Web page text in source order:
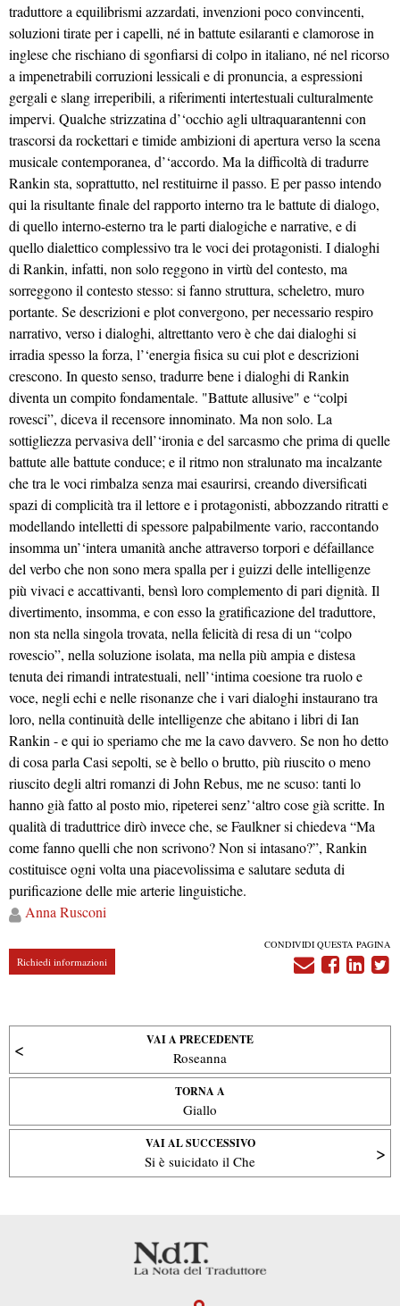
traduttore a equilibrismi azzardati, invenzioni poco convincenti,
soluzioni tirate per i capelli, né in battute esilaranti e clamorose in
inglese che rischiano di sgonfiarsi di colpo in italiano, né nel ricorso
a impenetrabili corruzioni lessicali e di pronuncia, a espressioni
gergali e slang irreperibili, a riferimenti intertestuali culturalmente
impervi. Qualche strizzatina d’‘occhio agli ultraquarantenni con
trascorsi da rockettari e timide ambizioni di apertura verso la scena
musicale contemporanea, d’‘accordo. Ma la difficoltà di tradurre
Rankin sta, soprattutto, nel restituirne il passo. E per passo intendo
qui la risultante finale del rapporto interno tra le battute di dialogo,
di quello interno-esterno tra le parti dialogiche e narrative, e di
quello dialettico complessivo tra le voci dei protagonisti. I dialoghi
di Rankin, infatti, non solo reggono in virtù del contesto, ma
sorreggono il contesto stesso: si fanno struttura, scheletro, muro
portante. Se descrizioni e plot convergono, per necessario respiro
narrativo, verso i dialoghi, altrettanto vero è che dai dialoghi si
irradia spesso la forza, l’‘energia fisica su cui plot e descrizioni
crescono. In questo senso, tradurre bene i dialoghi di Rankin
diventa un compito fondamentale. "Battute allusive" e “colpi
rovesci”, diceva il recensore innominato. Ma non solo. La
sottigliezza pervasiva dell’‘ironia e del sarcasmo che prima di quelle
battute alle battute conduce; e il ritmo non stralunato ma incalzante
che tra le voci rimbalza senza mai esaurirsi, creando diversificati
spazi di complicità tra il lettore e i protagonisti, abbozzando ritratti e
modellando intelletti di spessore palpabilmente vario, raccontando
insomma un’‘intera umanità anche attraverso torpori e défaillance
del verbo che non sono mera spalla per i guizzi delle intelligenze
più vivaci e accattivanti, bensì loro complemento di pari dignità. Il
divertimento, insomma, e con esso la gratificazione del traduttore,
non sta nella singola trovata, nella felicità di resa di un “colpo
rovescio”, nella soluzione isolata, ma nella più ampia e distesa
tenuta dei rimandi intratestuali, nell’‘intima coesione tra ruolo e
voce, negli echi e nelle risonanze che i vari dialoghi instaurano tra
loro, nella continuità delle intelligenze che abitano i libri di Ian
Rankin - e qui io speriamo che me la cavo davvero. Se non ho detto
di cosa parla Casi sepolti, se è bello o brutto, più riuscito o meno
riuscito degli altri romanzi di John Rebus, me ne scuso: tanti lo
hanno già fatto al posto mio, ripeterei senz’‘altro cose già scritte. In
qualità di traduttrice dirò invece che, se Faulkner si chiedeva “Ma
come fanno quelli che non scrivono? Non si intasano?”, Rankin
costituisce ogni volta una piacevolissima e salutare seduta di
purificazione delle mie arterie linguistiche.
Anna Rusconi
Richiedi informazioni
CONDIVIDI QUESTA PAGINA
VAI A PRECEDENTE
Roseanna
TORNA A
Giallo
VAI AL SUCCESSIVO
Si è suicidato il Che